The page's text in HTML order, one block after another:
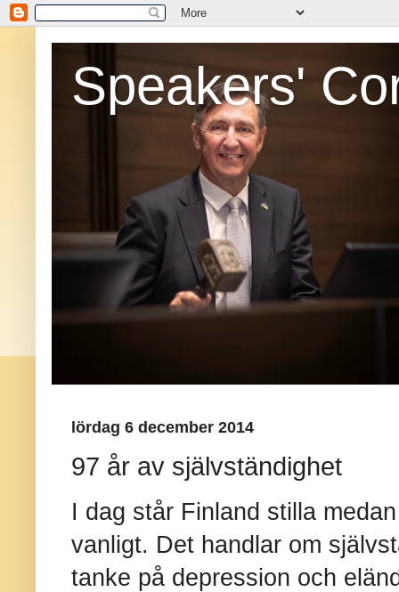
Speakers'
lördag 6 december 2014
97 år av självständighet
I dag står Finland stilla
vanligt. Det handlar om
tanke på depression och